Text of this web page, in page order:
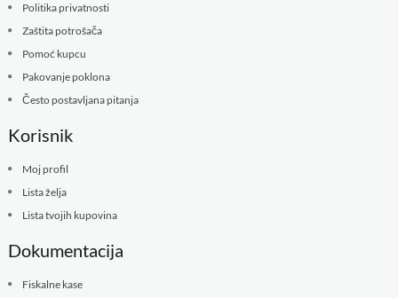
Politika privatnosti
Zaštita potrošača
Pomoć kupcu
Pakovanje poklona
Često postavljana pitanja
Korisnik
Moj profil
Lista želja
Lista tvojih kupovina
Dokumentacija
Fiskalne kase